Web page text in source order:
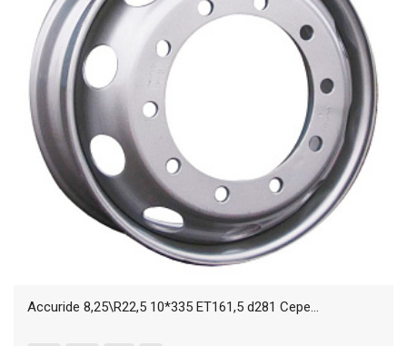
Accuride 8,25\R22,5 10*335 ET161,5 d281 Сере...